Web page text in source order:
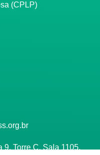
(CPLP)
9, Torre C, Sala 1105,